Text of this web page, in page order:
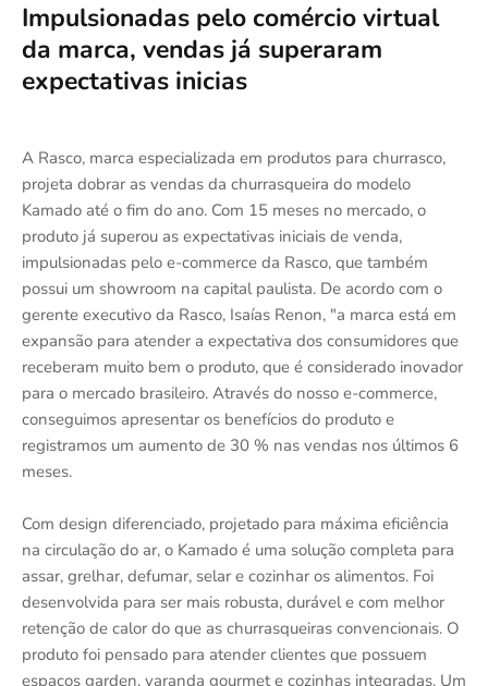
Impulsionadas pelo comércio virtual
da marca, vendas já superaram
expectativas inicias
A Rasco, marca especializada em produtos para churrasco,
projeta dobrar as vendas da churrasqueira do modelo
Kamado até o fim do ano. Com 15 meses no mercado, o
produto já superou as expectativas iniciais de venda,
impulsionadas pelo e-commerce da Rasco, que também
possui um showroom na capital paulista. De acordo com o
gerente executivo da Rasco, Isaías Renon, "a marca está em
expansão para atender a expectativa dos consumidores que
receberam muito bem o produto, que é considerado inovador
para o mercado brasileiro. Através do nosso e-commerce,
conseguimos apresentar os benefícios do produto e
registramos um aumento de 30 % nas vendas nos últimos 6
meses.
Com design diferenciado, projetado para máxima eficiência
na circulação do ar, o Kamado é uma solução completa para
assar, grelhar, defumar, selar e cozinhar os alimentos. Foi
desenvolvida para ser mais robusta, durável e com melhor
retenção de calor do que as churrasqueiras convencionais. O
produto foi pensado para atender clientes que possuem
espaços garden, varanda gourmet e cozinhas integradas. Um